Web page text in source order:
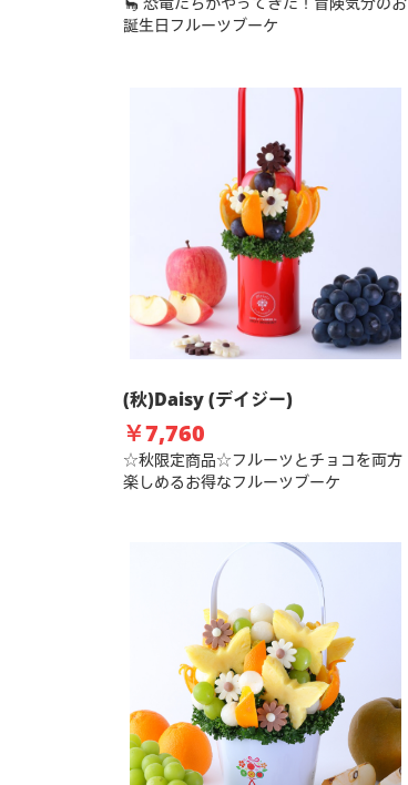
誕生日フルーツブーケ
(秋)Daisy (デイジー)
￥7,760
☆秋限定商品☆フルーツとチョコを両方
楽しめるお得なフルーツブーケ